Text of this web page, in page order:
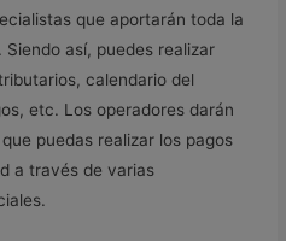
que aportarán toda la
así, puedes realizar
calendario del
etc. Los operadores darán
puedas realizar los pagos
a través de varias